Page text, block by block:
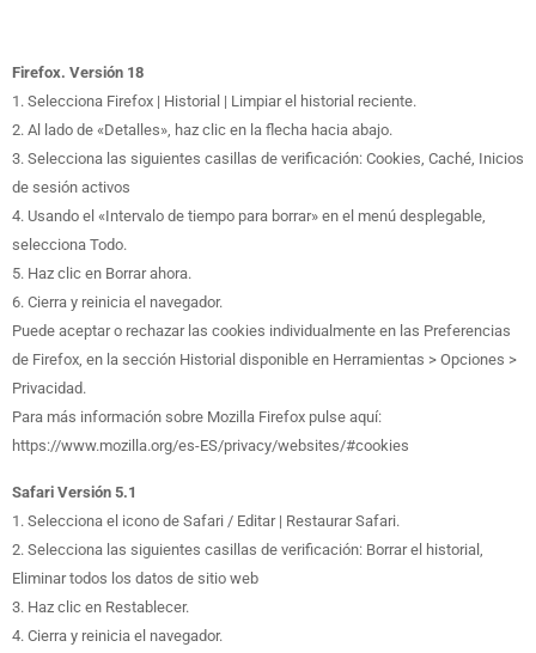
Firefox. Versión 18
1. Selecciona Firefox | Historial | Limpiar el historial reciente.
2. Al lado de «Detalles», haz clic en la flecha hacia abajo.
3. Selecciona las siguientes casillas de verificación: Cookies, Caché, Inicios
de sesión activos
4. Usando el «Intervalo de tiempo para borrar» en el menú desplegable,
selecciona Todo.
5. Haz clic en Borrar ahora.
6. Cierra y reinicia el navegador.
Puede aceptar o rechazar las cookies individualmente en las Preferencias
de Firefox, en la sección Historial disponible en Herramientas > Opciones >
Privacidad.
Para más información sobre Mozilla Firefox pulse aquí:
https://www.mozilla.org/es-ES/privacy/websites/#cookies
Safari Versión 5.1
1. Selecciona el icono de Safari / Editar | Restaurar Safari.
2. Selecciona las siguientes casillas de verificación: Borrar el historial,
Eliminar todos los datos de sitio web
3. Haz clic en Restablecer.
4. Cierra y reinicia el navegador.